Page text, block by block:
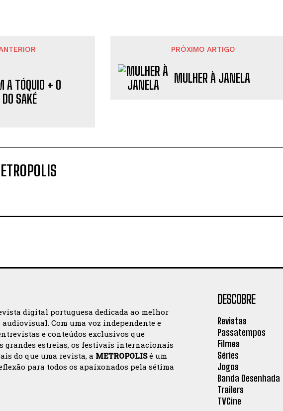
A TÓQUIO + O
SAKÉ
PRÓXIMO ARTIGO
MULHER À JANELA
digital portuguesa dedicada ao melhor
Com uma voz independente e
e conteúdos exclusivos que
grandes estreias, os festivais internacionais
do que uma revista, a METROPOLISé um
para todos os apaixonados pela sétima
DESCOBRE
Revistas
Passatempos
Filmes
Séries
Jogos
Banda Desenhada
Trailers
TVCine